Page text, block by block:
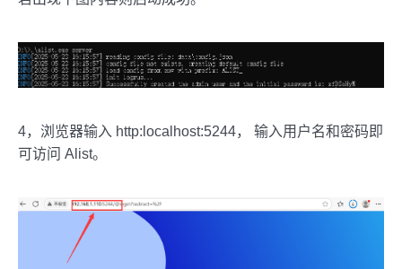
4，浏览器输入 http:localhost:5244， 输入用户名和密码即
可访问 Alist。